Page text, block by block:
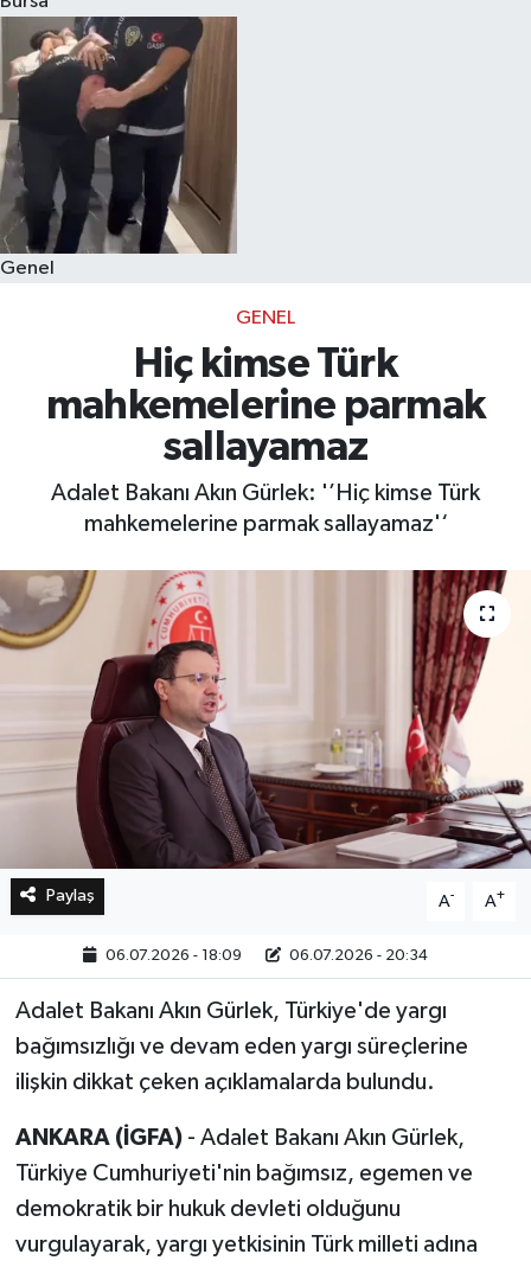
Genel
GENEL
Hiç kimse Türk
mahkemelerine parmak
sallayamaz
Adalet Bakanı Akın Gürlek: '’Hiç kimse Türk
mahkemelerine parmak sallayamaz'‘
Paylaş A- A+
06.07.2026 - 18:09 06.07.2026 - 20:34
Adalet Bakanı Akın Gürlek, Türkiye'de yargı
bağımsızlığı ve devam eden yargı süreçlerine
ilişkin dikkat çeken açıklamalarda bulundu.
ANKARA (İGFA) - Adalet Bakanı Akın Gürlek,
Türkiye Cumhuriyeti'nin bağımsız, egemen ve
demokratik bir hukuk devleti olduğunu
vurgulayarak, yargı yetkisinin Türk milleti adına
Eğitim
Sağlık
Magazin
Kültür & Sanat
Teknoloji
Genel
Bilim, Teknoloji